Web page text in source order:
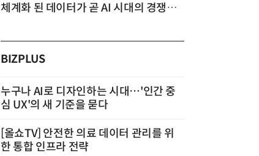
체계화 된 데이터가 곧 AI 시대의 경쟁력이다
BIZPLUS
누구나 AI로 디자인하는 시대…'인간 중
심 UX'의 새 기준을 묻다
[올쇼TV] 안전한 의료 데이터 관리를 위
한 통합 인프라 전략